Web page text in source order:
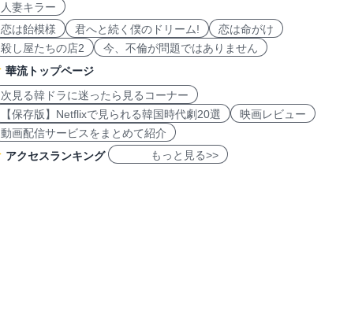
人妻キラー
恋は飴模様
君へと続く僕のドリーム!
恋は命がけ
殺し屋たちの店2
今、不倫が問題ではありません
華流トップページ
次見る韓ドラに迷ったら見るコーナー
【保存版】Netflixで見られる韓国時代劇20選
映画レビュー
動画配信サービスをまとめて紹介
アクセスランキング
もっと見る>>